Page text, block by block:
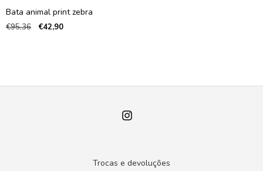
Bata animal print zebra
€95,36 €42,90
Trocas e devoluções